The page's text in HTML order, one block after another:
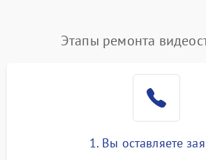
Этапы ремонта
1. Вы оставляете